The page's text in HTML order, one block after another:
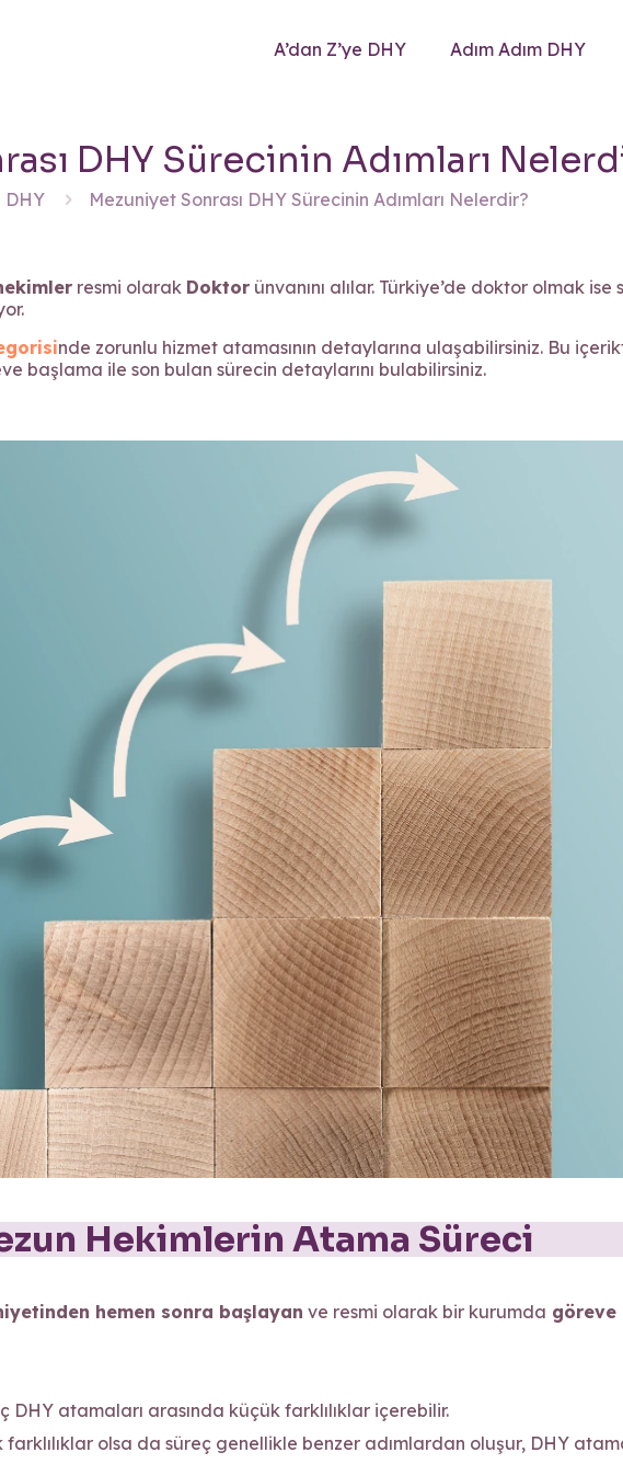
A’dan Z’ye DHY Adım Adım DHY
DHY Sürecinin Adımları
DHY Mezuniyet Sonrası DHY Sürecinin Adımları Nelerdir?
resmi olarak Doktor ünvanını alılar. Türkiye’de doktor olmak
nde zorunlu hizmet atamasının detaylarına ulaşabilirsiniz. Bu
başlama ile son bulan sürecin detaylarını bulabilirsiniz.
Hekimlerin Atama Süreci
hemen sonra başlayan ve resmi olarak bir kurumda göreve
atamaları arasında küçük farklılıklar içerebilir.
farklılıklar olsa da süreç genellikle benzer adımlardan oluşur, DHY